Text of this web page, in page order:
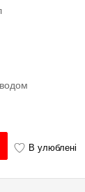
В улюблені